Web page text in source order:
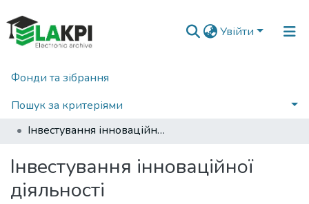
Увійти
Фонди та зібрання
Пошук за критеріями
Статистика
Головна
Інвестування інноваційної діяльності
Інвестування інноваційної
діяльності